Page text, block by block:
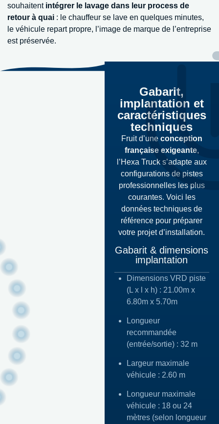
souhaitent intégrer le lavage dans leur process de
retour à quai : le chauffeur se lave en quelques minutes,
le véhicule repart propre, l’image de marque de l’entreprise
est préservée.
Gabarit,
implantation et
caractéristiques
techniques
Fruit d’une conception
française exigeante,
l’Hexa Truck s’adapte aux
configurations de pistes
professionnelles les plus
courantes. Voici les
données techniques de
référence pour préparer
votre projet d’installation.
Gabarit & dimensions
implantation
Dimensions VRD piste
(L x l x h) : 21.00m x
6.80m x 5.70m
Longueur
recommandée
(entrée/sortie) : 32 m
Largeur maximale
véhicule : 2.60 m
Longueur maximale
véhicule : 18 ou 24
mètres (selon longueur